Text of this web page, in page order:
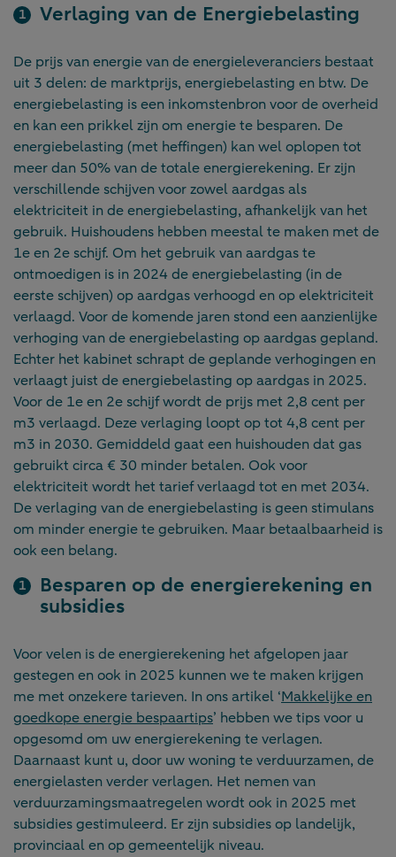
Verlaging van de Energiebelasting
De prijs van energie van de energieleveranciers bestaat
uit 3 delen: de marktprijs, energiebelasting en btw. De
energiebelasting is een inkomstenbron voor de overheid
en kan een prikkel zijn om energie te besparen. De
energiebelasting (met heffingen) kan wel oplopen tot
meer dan 50% van de totale energierekening. Er zijn
verschillende schijven voor zowel aardgas als
elektriciteit in de energiebelasting, afhankelijk van het
gebruik. Huishoudens hebben meestal te maken met de
1e en 2e schijf. Om het gebruik van aardgas te
ontmoedigen is in 2024 de energiebelasting (in de
eerste schijven) op aardgas verhoogd en op elektriciteit
verlaagd. Voor de komende jaren stond een aanzienlijke
verhoging van de energiebelasting op aardgas gepland.
Echter het kabinet schrapt de geplande verhogingen en
verlaagt juist de energiebelasting op aardgas in 2025.
Voor de 1e en 2e schijf wordt de prijs met 2,8 cent per
m3 verlaagd. Deze verlaging loopt op tot 4,8 cent per
m3 in 2030. Gemiddeld gaat een huishouden dat gas
gebruikt circa € 30 minder betalen. Ook voor
elektriciteit wordt het tarief verlaagd tot en met 2034.
De verlaging van de energiebelasting is geen stimulans
om minder energie te gebruiken. Maar betaalbaarheid is
ook een belang.
Besparen op de energierekening en
subsidies
Voor velen is de energierekening het afgelopen jaar
gestegen en ook in 2025 kunnen we te maken krijgen
me met onzekere tarieven. In ons artikel ‘Makkelijke en
goedkope energie bespaartips’ hebben we tips voor u
opgesomd om uw energierekening te verlagen.
Daarnaast kunt u, door uw woning te verduurzamen, de
energielasten verder verlagen. Het nemen van
verduurzamingsmaatregelen wordt ook in 2025 met
subsidies gestimuleerd. Er zijn subsidies op landelijk,
provinciaal en op gemeentelijk niveau.